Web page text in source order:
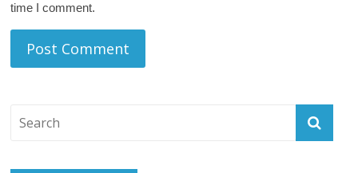
time I comment.